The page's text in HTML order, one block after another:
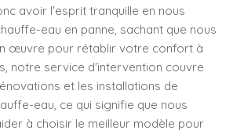
avoir l'esprit tranquille en nous
eau en panne, sachant que nous
œuvre pour rétablir votre confort à
notre service d'intervention couvre
et les installations de
eau, ce qui signifie que nous
à choisir le meilleur modèle pour